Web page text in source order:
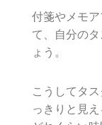
付箋やメモ
て、自分の
ょう。
こうしてタ
っきりと見